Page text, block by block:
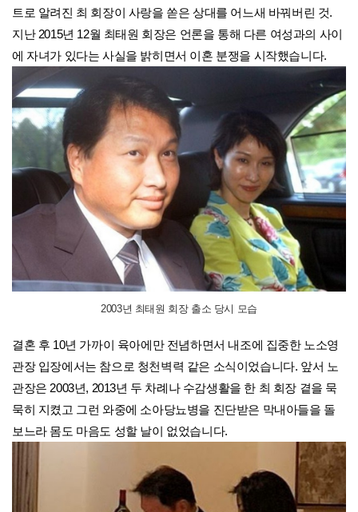
트로 알려진 최 회장이 사랑을 쏟은 상대를 어느새 바꿔버린 것.
지난 2015년 12월 최태원 회장은 언론을 통해 다른 여성과의 사이
에 자녀가 있다는 사실을 밝히면서 이혼 분쟁을 시작했습니다.
2003년 최태원 회장 출소 당시 모습
결혼 후 10년 가까이 육아에만 전념하면서 내조에 집중한 노소영
관장 입장에서는 참으로 청천벽력 같은 소식이었습니다. 앞서 노
관장은 2003년, 2013년 두 차례나 수감생활을 한 최 회장 곁을 묵
묵히 지켰고 그런 와중에 소아당뇨병을 진단받은 막내아들을 돌
보느라 몸도 마음도 성할 날이 없었습니다.